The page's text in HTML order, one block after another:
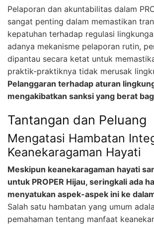
Pelaporan dan akuntabilitas dalam
sangat penting dalam memastikan
kepatuhan terhadap regulasi
adanya mekanisme pelaporan rutin,
dipantau secara ketat untuk
praktik-praktiknya tidak merusak
Pelanggaran terhadap aturan
mengakibatkan sanksi yang berat
Tantangan dan Peluang
Mengatasi Hambatan
Keanekaragaman Hayati
Meskipun keanekaragaman hayati
untuk PROPER Hijau, seringkali ada
menyatukan aspek-aspek ini ke
Salah satu hambatan yang umum
pemahaman tentang manfaat